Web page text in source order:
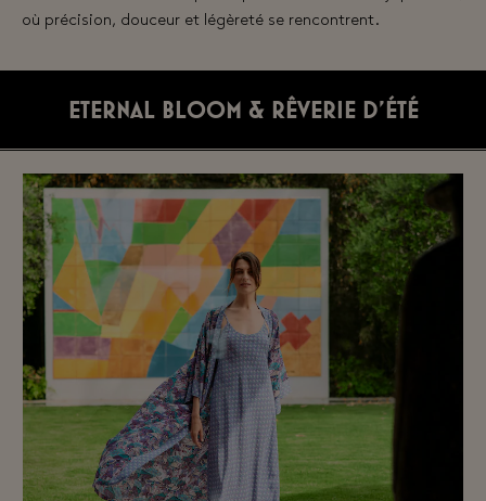
où précision, douceur et légèreté se rencontrent.
ETERNAL BLOOM & RÊVERIE D’ÉTÉ